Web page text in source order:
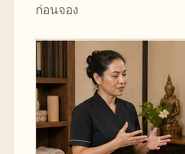
ก่อนจอง